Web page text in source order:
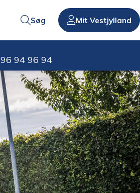
Søg Mit Vestjylland
96 94 96 94